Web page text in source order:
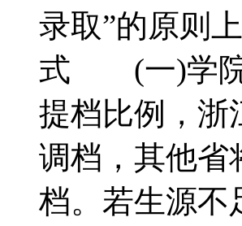
录取”的原则
式 (一)学院
提档比例，浙
调档，其他省
档。若生源不